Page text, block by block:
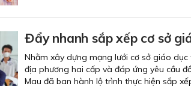
Đẩy nhanh sắp xếp cơ sở
Nhằm xây dựng mạng lưới cơ sở giáo
địa phương hai cấp và đáp ứng yêu cầu
Mau đã ban hành lộ trình thực hiện sắp